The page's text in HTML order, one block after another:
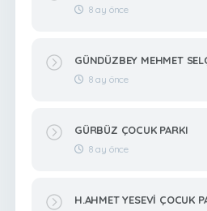
8 ay önce
GÜNDÜZBEY MEHMET
8 ay önce
GÜRBÜZ ÇOCUK PARKI
8 ay önce
H.AHMET YESEVİ ÇOCUK